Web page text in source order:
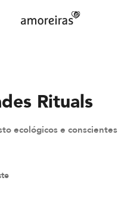
Rituals
ecológicos e conscientes